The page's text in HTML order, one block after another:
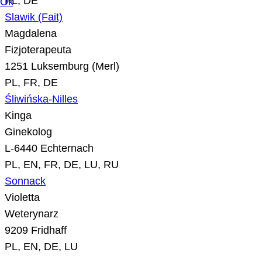
Slawik (Fait)
Magdalena
Fizjoterapeuta
1251 Luksemburg (Merl)
PL, FR, DE
Śliwińska-Nilles
Kinga
Ginekolog
L-6440 Echternach
PL, EN, FR, DE, LU, RU
Sonnack
Violetta
Weterynarz
9209 Fridhaff
PL, EN, DE, LU